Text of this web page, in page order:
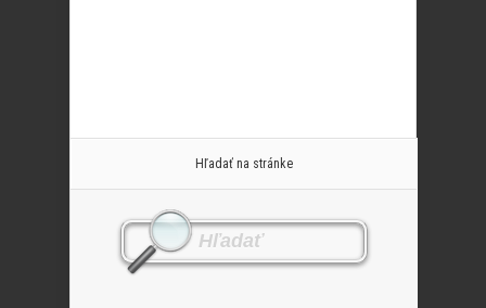
Hľadať na stránke